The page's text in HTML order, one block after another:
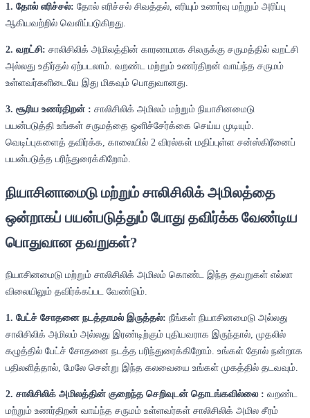
1. தோல் எரிச்சல்: தோல் எரிச்சல் சிவத்தல், எரியும் உணர்வு மற்றும் அரிப்பு
ஆகியவற்றில் வெளிப்படுகிறது.
2. வறட்சி: சாலிசிலிக் அமிலத்தின் காரணமாக சிலருக்கு சருமத்தில் வறட்சி
அல்லது உதிர்தல் ஏற்படலாம். வறண்ட மற்றும் உணர்திறன் வாய்ந்த சருமம்
உள்ளவர்களிடையே இது மிகவும் பொதுவானது.
3. சூரிய உணர்திறன் : சாலிசிலிக் அமிலம் மற்றும் நியாசினமைடு
பயன்படுத்தி உங்கள் சருமத்தை ஒளிச்சேர்க்கை செய்ய முடியும்.
வெடிப்புகளைத் தவிர்க்க, காலையில் 2 விரல்கள் மதிப்புள்ள சன்ஸ்கிரீனைப்
பயன்படுத்த பரிந்துரைக்கிறோம்.
நியாசினாமைடு மற்றும் சாலிசிலிக் அமிலத்தை
ஒன்றாகப் பயன்படுத்தும் போது தவிர்க்க வேண்டிய
பொதுவான தவறுகள்?
நியாசினமைடு மற்றும் சாலிசிலிக் அமிலம் கொண்ட இந்த தவறுகள் எல்லா
விலையிலும் தவிர்க்கப்பட வேண்டும்.
1. பேட்ச் சோதனை நடத்தாமல் இருத்தல்: நீங்கள் நியாசினமைடு அல்லது
சாலிசிலிக் அமிலம் அல்லது இரண்டிற்கும் புதியவராக இருந்தால், முதலில்
கழுத்தில் பேட்ச் சோதனை நடத்த பரிந்துரைக்கிறோம். உங்கள் தோல் நன்றாக
பதிலளித்தால், மேலே சென்று இந்த கலவையை உங்கள் முகத்தில் தடவவும்.
2. சாலிசிலிக் அமிலத்தின் குறைந்த செறிவுடன் தொடங்கவில்லை : வறண்ட
மற்றும் உணர்திறன் வாய்ந்த சருமம் உள்ளவர்கள் சாலிசிலிக் அமில சீரம்